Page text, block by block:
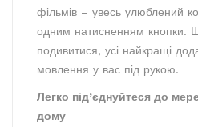
фільмів – увесь улюблений
одним натисненням кнопки.
подивитися, усі найкращі
мовлення у вас під рукою.
Легко під’єднуйтеся до
дому